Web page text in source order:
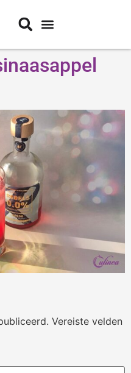
Vereiste velden